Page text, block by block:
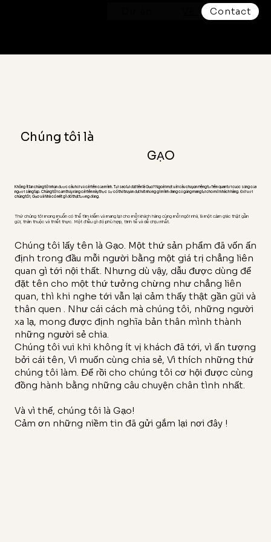
Về GạoContact
Chúng tôi là
GẠO
Không ít lần chúng tôi nhận được câu hỏi về cái tên của mình. Tại sao lại đặt tên là Gạo? Ngoài một vài câu chuyện riêng tư liên quan tới cuộc sống của
người sáng lập. Chúng tôi cảm thấy rằng cái tên này thực sự có thể truyền đạt hết những gì mình đang cố gắng mang lại cho mỗi khách hàng. Đối với
chúng tôi, Gạo và Nhà có nét gì đó thật tương đồng.
Thứ chúng tôi mong muốn có thể tìm kiếm và mang lại cho mỗi khách hàng cùng mỗi ngôi nhà, là một cảm giác thật gần
gũi, thân thuộc và thiết thực. Một điều gì đó phù hợp, tinh tế và dễ chịu nhất.
Chúng tôi lấy tên là Gạo. Một thứ sản phẩm đã vốn ấn
định trong đầu mỗi người bằng một giá trị chẳng liên
quan gì tới nội thất. Nhưng dù vậy, dẫu được dùng để
đặt tên cho một thứ tưởng chừng như chẳng liên
quan, thì khi nghe tới vẫn lại cảm thấy thật gần gũi và
thân quen . Như cái cách mà chúng tôi, những người
xa lạ, mong được định nghĩa bản thân mình thành
những người sẻ chia.
Chúng tôi vui khi không ít vị khách đã tới, vì ấn tượng
bởi cái tên, Vì muốn cùng chia sẻ, Vì thích những thứ
chúng tôi làm. Để rồi cho chúng tôi cơ hội được cùng
đồng hành bằng những câu chuyện chân tình nhất.
Và vì thế, chúng tôi là Gạo!
Cảm ơn những niềm tin đã gửi gắm lại nơi đây !